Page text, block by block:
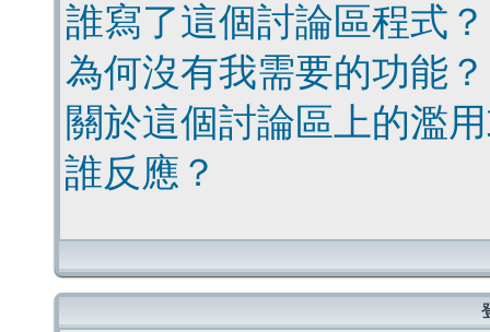
誰寫了這個討論區程式？
為何沒有我需要的功能？
關於這個討論區上的濫
誰反應？